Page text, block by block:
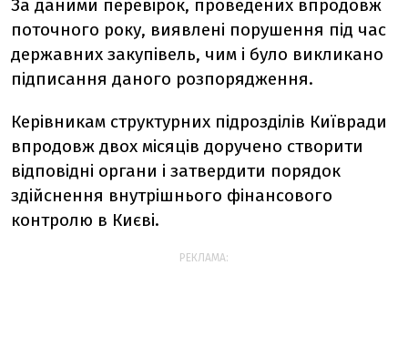
За даними перевірок, проведених впродовж
поточного року, виявлені порушення під час
державних закупівель, чим і було викликано
підписання даного розпорядження.
Керівникам структурних підрозділів Київради
впродовж двох місяців доручено створити
відповідні органи і затвердити порядок
здійснення внутрішнього фінансового
контролю в Києві.
РЕКЛАМА: